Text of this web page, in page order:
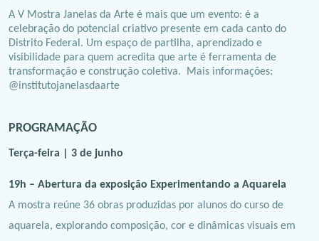
A V Mostra Janelas da Arte é mais que um evento: é a
celebração do potencial criativo presente em cada canto do
Distrito Federal. Um espaço de partilha, aprendizado e
visibilidade para quem acredita que arte é ferramenta de
transformação e construção coletiva. Mais informações:
@institutojanelasdaarte
PROGRAMAÇÃO
Terça-feira | 3 de junho
19h – Abertura da exposição Experimentando a Aquarela
A mostra reúne 36 obras produzidas por alunos do curso de
aquarela, explorando composição, cor e dinâmicas visuais em